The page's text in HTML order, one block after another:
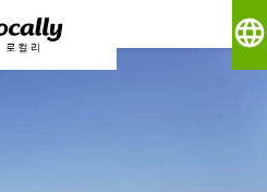
language